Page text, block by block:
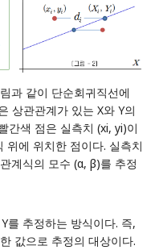
과 같이 단순회귀직선에
상관관계가 있는 X와 Y의
간색 점은 실측치 (xi, yi)이
위에 위치한 점이다. 실측치
계식의 모수 (α, β)를 추정
를 추정하는 방식이다. 즉,
값으로 추정의 대상이다.